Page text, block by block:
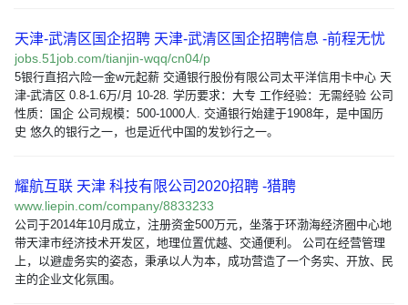
天津-武清区国企招聘 天津-武清区国企招聘信息 -前程无忧
jobs.51job.com/tianjin-wqq/cn04/p
5银行直招六险一金w元起薪 交通银行股份有限公司太平洋信用卡中心 天
津-武清区 0.8-1.6万/月 10-28. 学历要求：大专 工作经验：无需经验 公司
性质：国企 公司规模：500-1000人. 交通银行始建于1908年，是中国历
史 悠久的银行之一，也是近代中国的发钞行之一。
耀航互联 天津 科技有限公司2020招聘 -猎聘
www.liepin.com/company/8833233
公司于2014年10月成立，注册资金500万元，坐落于环渤海经济圈中心地
带天津市经济技术开发区，地理位置优越、交通便利。 公司在经营管理
上，以避虚务实的姿态，秉承以人为本，成功营造了一个务实、开放、民
主的企业文化氛围。